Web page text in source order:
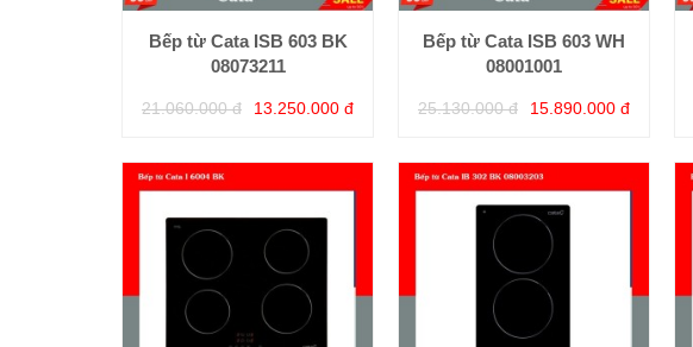
Bếp từ Cata ISB 603 BK
08073211
21.060.000 đ 13.250.000 đ
Bếp từ Cata ISB 603 WH
08001001
25.130.000 đ 15.890.000 đ